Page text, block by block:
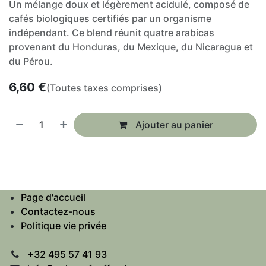
Un mélange doux et légèrement acidulé, composé de
cafés biologiques certifiés par un organisme
indépendant. Ce blend réunit quatre arabicas
provenant du Honduras, du Mexique, du Nicaragua et
du Pérou.
6,60 €(Toutes taxes comprises)
Ajouter au panier
Page d'accueil
Contactez-nous
Politique vie privée
+32 495 57 41 93